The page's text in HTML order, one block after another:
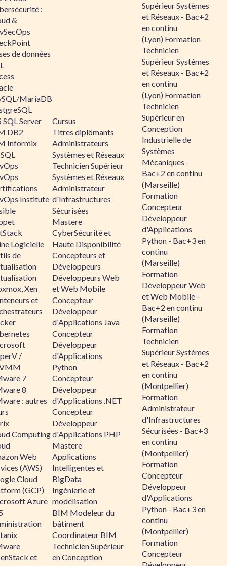
:
&
de données
MariaDB
SQL Server
DB2
Informix
Institute
Logicielle
de
Xen
et
/
7
8
: autres
Computing
Web
(AWS)
Cloud
(GCP)
Azure
et
Cursus
Titres diplômants
Administrateurs
Systèmes et Réseaux
Technicien Supérieur
Systèmes et Réseaux
Administrateur
d'Infrastructures
Sécurisées
Mastere
CyberSécurité et
Haute Disponibilité
Concepteurs et
Développeurs
Développeurs Web
et Web Mobile
Concepteur
Développeur
d'Applications Java
Concepteur
Développeur
d'Applications
Python
Concepteur
Développeur
d'Applications .NET
Concepteur
Développeur
d'Applications PHP
Mastere
Applications
Intelligentes et
BigData
Ingénierie et
modélisation
BIM Modeleur du
bâtiment
Coordinateur BIM
Technicien Supérieur
en Conception
Supérieur Systèmes
et Réseaux - Bac+2
en continu
(Lyon) Formation
Technicien
Supérieur Systèmes
et Réseaux - Bac+2
en continu
(Lyon) Formation
Technicien
Supérieur en
Conception
Industrielle de
Systèmes
Mécaniques -
Bac+2 en continu
(Marseille)
Formation
Concepteur
Développeur
d'Applications
Python - Bac+3 en
continu
(Marseille)
Formation
Développeur Web
et Web Mobile –
Bac+2 en continu
(Marseille)
Formation
Technicien
Supérieur Systèmes
et Réseaux - Bac+2
en continu
(Montpellier)
Formation
Administrateur
d'Infrastructures
Sécurisées - Bac+3
en continu
(Montpellier)
Formation
Concepteur
Développeur
d'Applications
Python - Bac+3 en
continu
(Montpellier)
Formation
Concepteur